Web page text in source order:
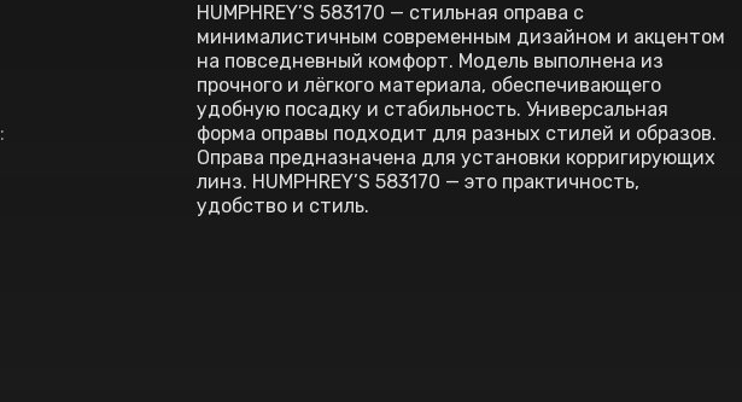
:
HUMPHREY’S 583170 — стильная оправа с
минималистичным современным дизайном и акцентом
на повседневный комфорт. Модель выполнена из
прочного и лёгкого материала, обеспечивающего
удобную посадку и стабильность. Универсальная
форма оправы подходит для разных стилей и образов.
Оправа предназначена для установки корригирующих
линз. HUMPHREY’S 583170 — это практичность,
удобство и стиль.